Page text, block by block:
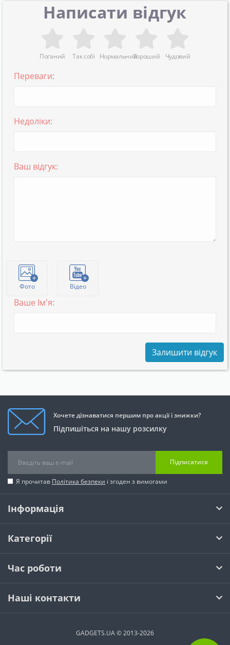
Написати відгук
Поганий Так собі НормальнийХороший Чудовий
Переваги:
Недоліки:
Ваш відгук:
Фото Відео
Ваше Ім'я:
Залишити відгук
Хочете дізнаватися першим про акції і знижки?
Підпишіться на нашу розсилку
Підписатися
Я прочитав Політика безпеки і згоден з вимогами
Інформація
Категорії
Час роботи
Наші контакти
GADGETS.UA © 2013-2026